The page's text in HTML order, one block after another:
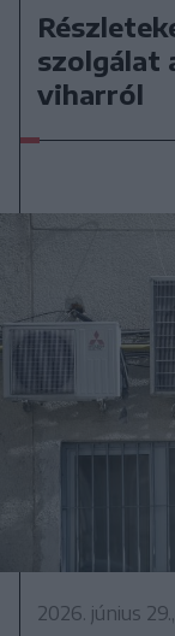
szolgálat
viharról
2026. június